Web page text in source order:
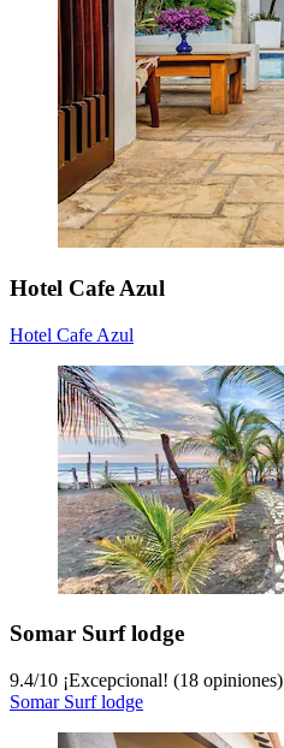
Hotel Cafe Azul
Hotel Cafe Azul
Somar Surf lodge
9.4/10 ¡Excepcional! (18 opiniones)
Somar Surf lodge